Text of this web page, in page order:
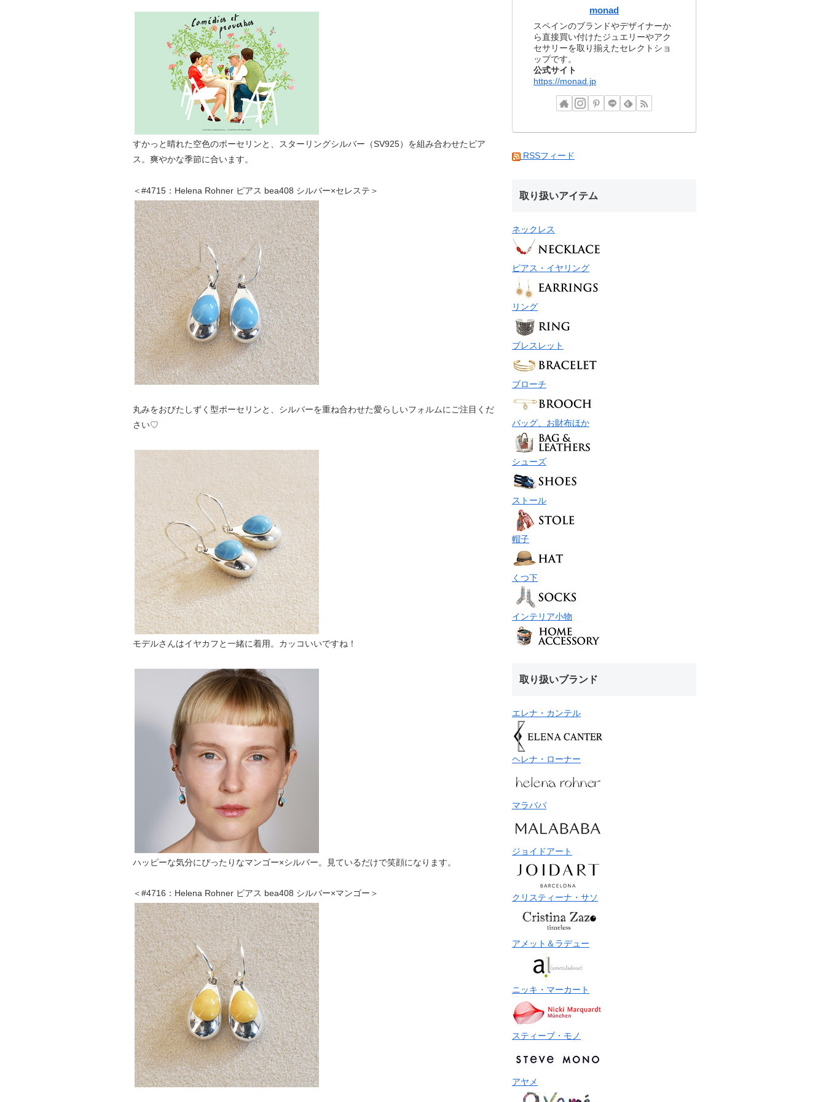
すかっと晴れた空色のポーセリンと、スターリングシルバー（SV925）を組み合わせたピア
ス。爽やかな季節に合います。
＜#4715：Helena Rohner ピアス bea408 シルバー×セレステ＞
丸みをおびたしずく型ポーセリンと、シルバーを重ね合わせた愛らしいフォルムにご注目くだ
さい♡
モデルさんはイヤカフと一緒に着用。カッコいいですね！
ハッピーな気分にぴったりなマンゴー×シルバー。見ているだけで笑顔になります。
＜#4716：Helena Rohner ピアス bea408 シルバー×マンゴー＞
monad
スペインのブランドやデザイナーか
ら直接買い付けたジュエリーやアク
セサリーを取り揃えたセレクトショ
ップです。
公式サイト
https://monad.jp
RSSフィード
取り扱いアイテム
ネックレス
ピアス・イヤリング
リング
ブレスレット
ブローチ
バッグ、お財布ほか
シューズ
ストール
帽子
くつ下
インテリア小物
取り扱いブランド
エレナ・カンテル
ヘレナ・ローナー
マラババ
ジョイドアート
クリスティーナ・サソ
アメット＆ラデュー
ニッキ・マーカート
スティーブ・モノ
アヤメ